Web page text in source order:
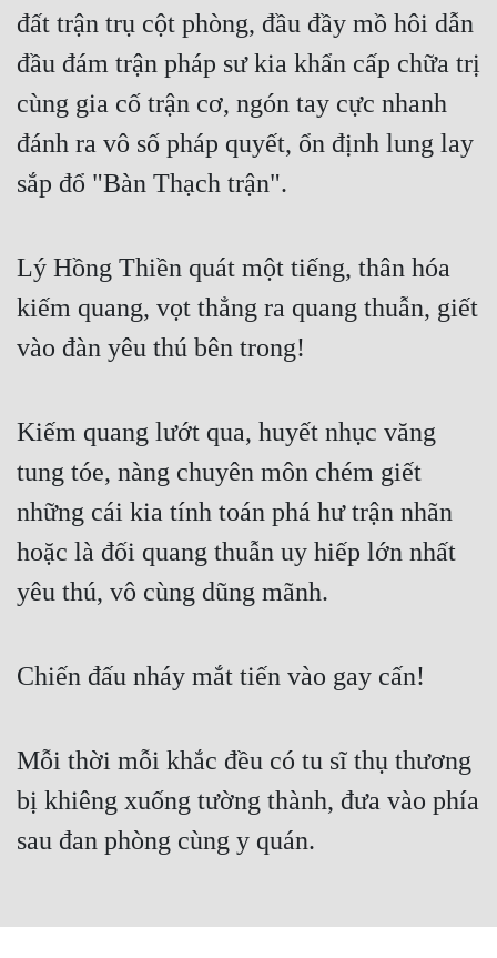
Truyện ngắn
Xa Lộ Dịch
Cạnh Kỹ
Cổ Tiên Hiệp
Cổ Đại
Dã Sử
Dị Giới
Dị Năng
Gia Đấu
Huyền Nghi
Huyền Ảo
Hài Hước
Học Đường
đất trận trụ cột phòng, đầu đầy mồ hôi dẫn
đầu đám trận pháp sư kia khẩn cấp chữa trị
cùng gia cố trận cơ, ngón tay cực nhanh
đánh ra vô số pháp quyết, ổn định lung lay
sắp đổ "Bàn Thạch trận".
Lý Hồng Thiền quát một tiếng, thân hóa
kiếm quang, vọt thẳng ra quang thuẫn, giết
vào đàn yêu thú bên trong!
Kiếm quang lướt qua, huyết nhục văng
tung tóe, nàng chuyên môn chém giết
những cái kia tính toán phá hư trận nhãn
hoặc là đối quang thuẫn uy hiếp lớn nhất
yêu thú, vô cùng dũng mãnh.
Chiến đấu nháy mắt tiến vào gay cấn!
Mỗi thời mỗi khắc đều có tu sĩ thụ thương
bị khiêng xuống tường thành, đưa vào phía
sau đan phòng cùng y quán.